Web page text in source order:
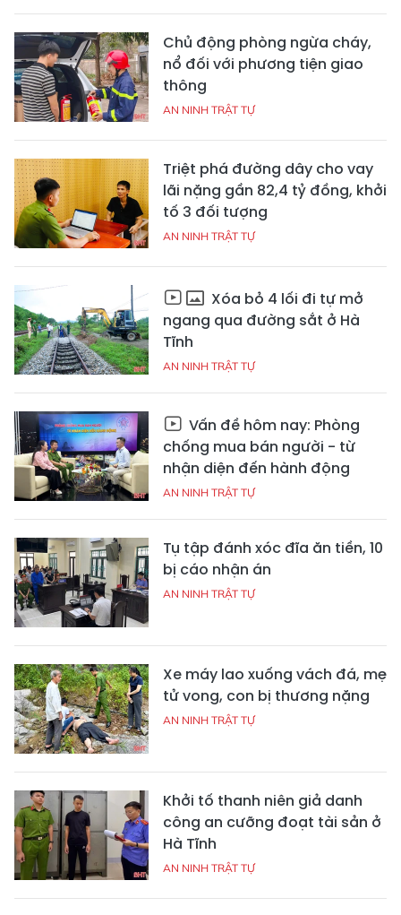
Chủ động phòng ngừa cháy,
nổ đối với phương tiện giao
thông
AN NINH TRẬT TỰ
Triệt phá đường dây cho vay
lãi nặng gần 82,4 tỷ đồng, khởi
tố 3 đối tượng
AN NINH TRẬT TỰ
Xóa bỏ 4 lối đi tự mở
ngang qua đường sắt ở Hà
Tĩnh
AN NINH TRẬT TỰ
Vấn đề hôm nay: Phòng
chống mua bán người - từ
nhận diện đến hành động
AN NINH TRẬT TỰ
Tụ tập đánh xóc đĩa ăn tiền, 10
bị cáo nhận án
AN NINH TRẬT TỰ
Xe máy lao xuống vách đá, mẹ
tử vong, con bị thương nặng
AN NINH TRẬT TỰ
Khởi tố thanh niên giả danh
công an cưỡng đoạt tài sản ở
Hà Tĩnh
AN NINH TRẬT TỰ